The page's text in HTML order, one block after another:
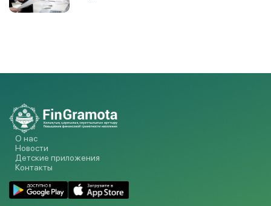
О нас
Новости
Детские приложения
Контакты